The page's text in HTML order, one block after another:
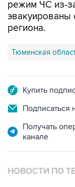
региона.
Тюменская область
Подписаться
Получать
НОВОСТИ ПО
12 мая 2024 года